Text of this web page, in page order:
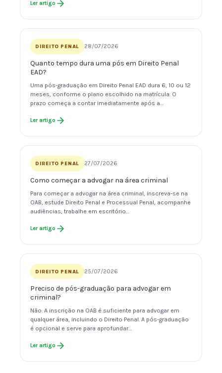
Ler artigo
DIREITO PENAL 28/07/2026
Quanto tempo dura uma pós em Direito Penal
EAD?
Uma pós-graduação em Direito Penal EAD dura 6, 10 ou 12
meses, conforme o plano escolhido na matrícula. O
prazo começa a contar imediatamente após a…
Ler artigo
DIREITO PENAL 27/07/2026
Como começar a advogar na área criminal
Para começar a advogar na área criminal, inscreva-se na
OAB, estude Direito Penal e Processual Penal, acompanhe
audiências, trabalhe em escritório…
Ler artigo
DIREITO PENAL 25/07/2026
Preciso de pós-graduação para advogar em
criminal?
Não. A inscrição na OAB é suficiente para advogar em
qualquer área, incluindo o Direito Penal. A pós-graduação
é opcional e serve para aprofundar…
Ler artigo